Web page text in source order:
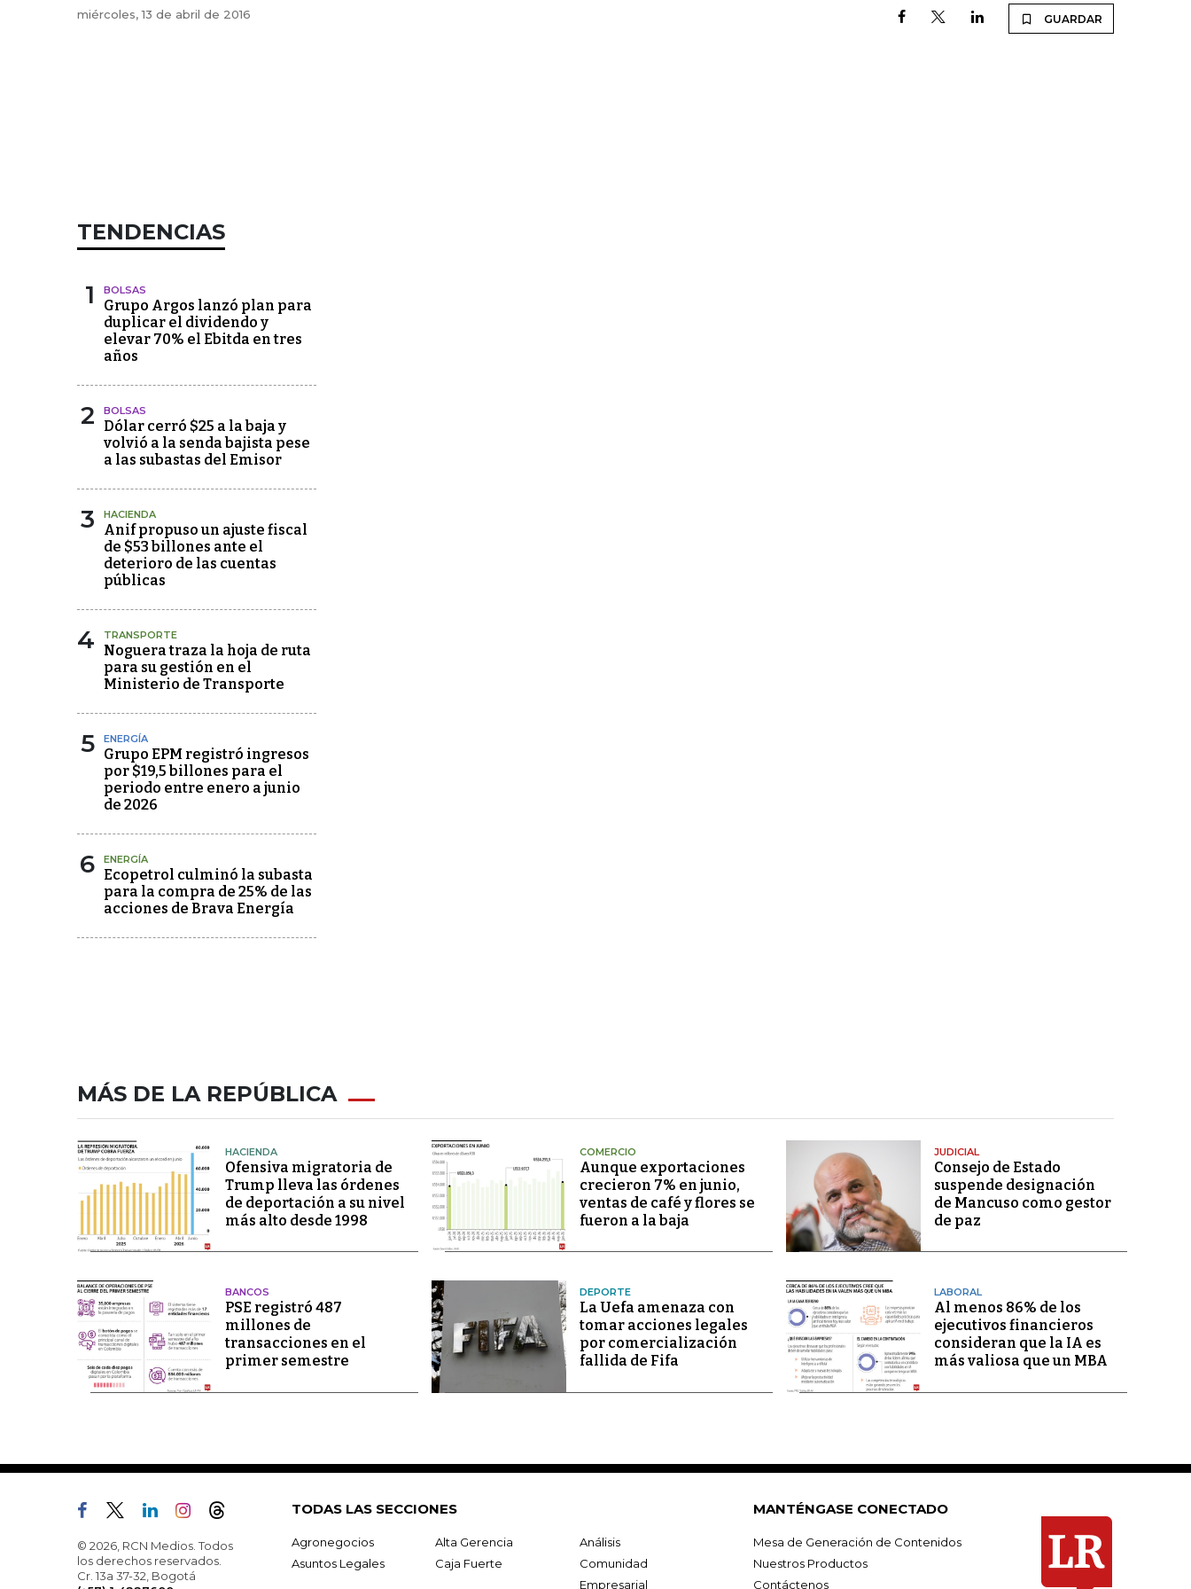
miércoles, 13 de abril de 2016 GUARDAR
TENDENCIAS
1 BOLSAS
Grupo Argos lanzó plan para
duplicar el dividendo y
elevar 70% el Ebitda en tres
años
2 BOLSAS
Dólar cerró $25 a la baja y
volvió a la senda bajista pese
a las subastas del Emisor
3 HACIENDA
Anif propuso un ajuste fiscal
de $53 billones ante el
deterioro de las cuentas
públicas
4 TRANSPORTE
Noguera traza la hoja de ruta
para su gestión en el
Ministerio de Transporte
5 ENERGÍA
Grupo EPM registró ingresos
por $19,5 billones para el
periodo entre enero a junio
de 2026
6 ENERGÍA
Ecopetrol culminó la subasta
para la compra de 25% de las
acciones de Brava Energía
MÁS DE LA REPÚBLICA
HACIENDA
Ofensiva migratoria de
Trump lleva las órdenes
de deportación a su nivel
más alto desde 1998
COMERCIO
Aunque exportaciones
crecieron 7% en junio,
ventas de café y flores se
fueron a la baja
JUDICIAL
Consejo de Estado
suspende designación
de Mancuso como gestor
de paz
BANCOS
PSE registró 487
millones de
transacciones en el
primer semestre
DEPORTE
La Uefa amenaza con
tomar acciones legales
por comercialización
fallida de Fifa
LABORAL
Al menos 86% de los
ejecutivos financieros
consideran que la IA es
más valiosa que un MBA
© 2026, RCN Medios. Todos
los derechos reservados.
Cr. 13a 37-32, Bogotá
TODAS LAS SECCIONES
Agronegocios Alta Gerencia
Análisis
Asuntos Legales
Caja Fuerte
Comunidad
Empresarial
MANTÉNGASE CONECTADO
Mesa de Generación de Contenidos
Nuestros Productos
Contáctenos